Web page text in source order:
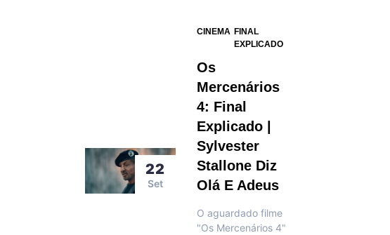
22
Set
CINEMA FINAL
EXPLICADO
Os
Mercenários
4: Final
Explicado |
Sylvester
Stallone Diz
Olá E Adeus
O aguardado filme
"Os Mercenários 4"